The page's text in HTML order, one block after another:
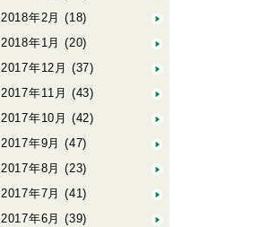
2018年2月 (18)
2018年1月 (20)
2017年12月 (37)
2017年11月 (43)
2017年10月 (42)
2017年9月 (47)
2017年8月 (23)
2017年7月 (41)
2017年6月 (39)